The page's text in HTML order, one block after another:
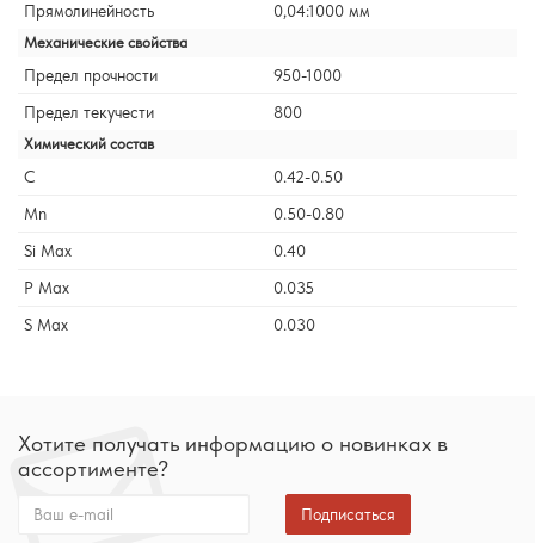
Прямолинейность
0,04:1000 мм
Механические свойства
Предел прочности
950-1000
Предел текучести
800
Химический состав
C
0.42-0.50
Mn
0.50-0.80
Si Max
0.40
P Max
0.035
S Max
0.030
Хотите получать информацию о новинках в
ассортименте?
Подписаться